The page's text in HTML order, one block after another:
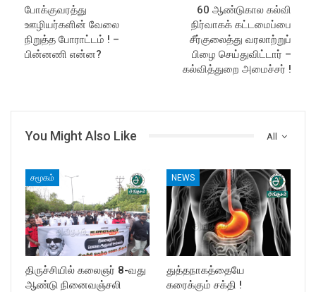
போக்குவரத்து
ஊழியர்களின் வேலை
நிறுத்த போராட்டம் ! –
பின்னணி என்ன?
60 ஆண்டுகால கல்வி
நிர்வாகக் கட்டமைப்பை
சீர்குலைத்து வரலாற்றுப்
பிழை செய்துவிட்டார் –
கல்வித்துறை அமைச்சர் !
All
You Might Also Like
சமூகம்
திருச்சியில் கலைஞர் 8-வது
ஆண்டு நினைவஞ்சலி
NEWS
துத்தநாகத்தையே
கரைக்கும் சக்தி !